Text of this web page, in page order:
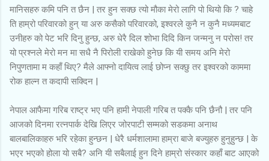
मानिसहरु कमि पनि त छैन | तर हुन सक्छ त्यो मौका मेरो लागि पो थियो कि ? चाहे
ति हाम्रो परिवारको हुन् या अरु कसैको परिवारको, इश्वरले कुनै न कुनै मध्यमबाट
उनीहरु को पेट भरि दिनु हुन्छ, अरु धेरै दिल शोभा दिदि किन जन्मनु न परोस! तर
यो प्रश्नले मेरो मन मा सधै नै पिरोली राखेको हुनेछ कि यी समय अनि मेरो
निपुणतामा म कहाँ थिए? मैले आफ्नो दायित्व लाई छोप्न सक्छु तर इश्वरको काममा
रोक हाल्न त कदापी सक्दिन |
नेपाल आफैमा गरिब राष्ट्र भए पनि हामी नेपाली गरिब त पक्कै पनि छैनौ | तर पनि
आजको दिनमा रत्नपार्क देखि लिएर जोरपाटी सम्मको सडकमा अनाथ
बालबालिकाहरु भरि रहेका हुन्छन | धेरै धर्मशालामा हाम्रा बाजे बज्युहरु हुनुहुन्छ | के
भएर भएको होला यो सबै? अनि यी सबैलाई हुन दिने हाम्रो संस्कार कहाँ बाट आएको